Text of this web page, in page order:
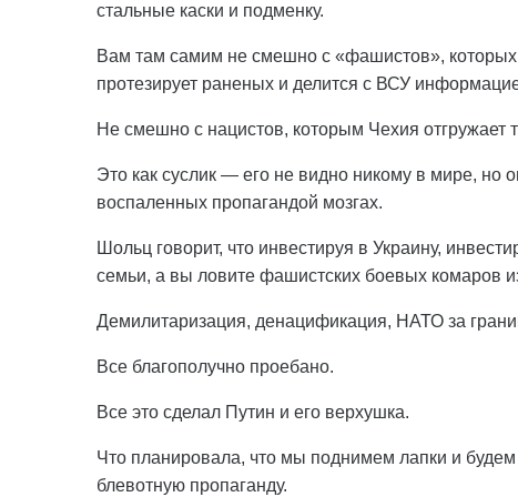
стальные каски и подменку.
Вам там самим не смешно с «фашистов», которых
протезирует раненых и делится с ВСУ
Не смешно с нацистов, которым Чехия отгружает
Это как суслик — его не видно никому в мире, но
воспаленных пропагандой мозгах.
Шольц говорит, что инвестируя в Украину,
семьи, а вы ловите фашистских боевых комаров
Демилитаризация, денацификация, НАТО за
Все благополучно проебано.
Все это сделал Путин и его верхушка.
Что планировала, что мы поднимем лапки и
блевотную пропаганду.